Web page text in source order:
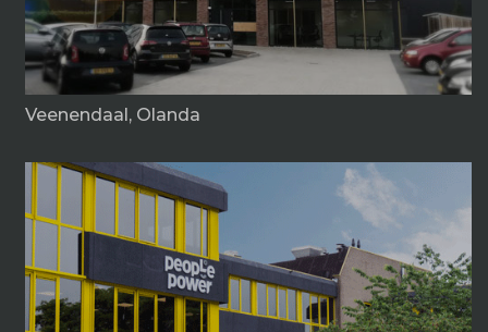
Veenendaal, Olanda